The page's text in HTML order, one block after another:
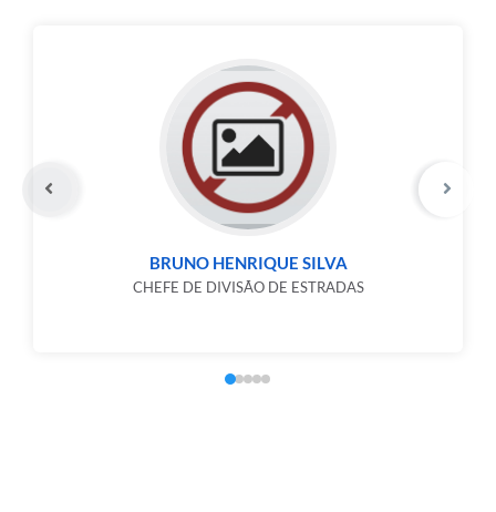
BRUNO HENRIQUE SILVA
CHEFE DE DIVISÃO DE ESTRADAS